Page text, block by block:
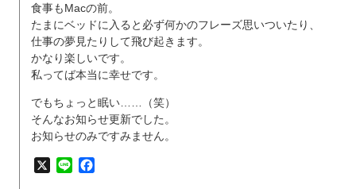
食事もMacの前。
たまにベッドに入ると必ず何かのフレーズ思いついたり、
仕事の夢見たりして飛び起きます。
かなり楽しいです。
私ってば本当に幸せです。
でもちょっと眠い……（笑）
そんなお知らせ更新でした。
お知らせのみですみません。
X Line